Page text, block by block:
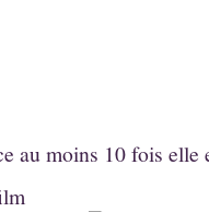
au moins 10 fois elle